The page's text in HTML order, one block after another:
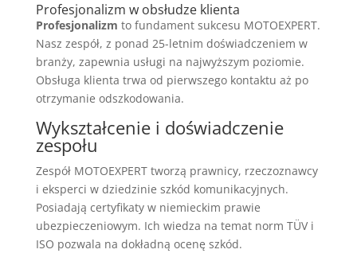
Profesjonalizm w obsłudze klienta
Profesjonalizm to fundament sukcesu MOTOEXPERT.
Nasz zespół, z ponad 25-letnim doświadczeniem w
branży, zapewnia usługi na najwyższym poziomie.
Obsługa klienta trwa od pierwszego kontaktu aż po
otrzymanie odszkodowania.
Wykształcenie i doświadczenie
zespołu
Zespół MOTOEXPERT tworzą prawnicy, rzeczoznawcy
i eksperci w dziedzinie szkód komunikacyjnych.
Posiadają certyfikaty w niemieckim prawie
ubezpieczeniowym. Ich wiedza na temat norm TÜV i
ISO pozwala na dokładną ocenę szkód.